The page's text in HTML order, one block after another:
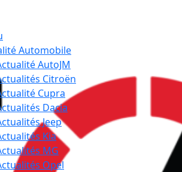
Automobile
AutoJM
Citroën
Cupra
Dacia
Jeep
Kia
MG
Opel